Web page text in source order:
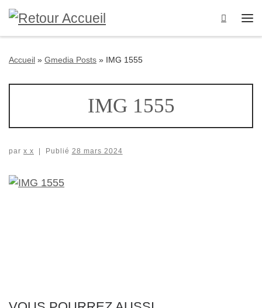
Passer au contenu
Search
Accueil » Gmedia Posts » IMG 1555
IMG 1555
par x x Publié 28 mars 2024